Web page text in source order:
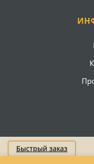
Быстрый заказ